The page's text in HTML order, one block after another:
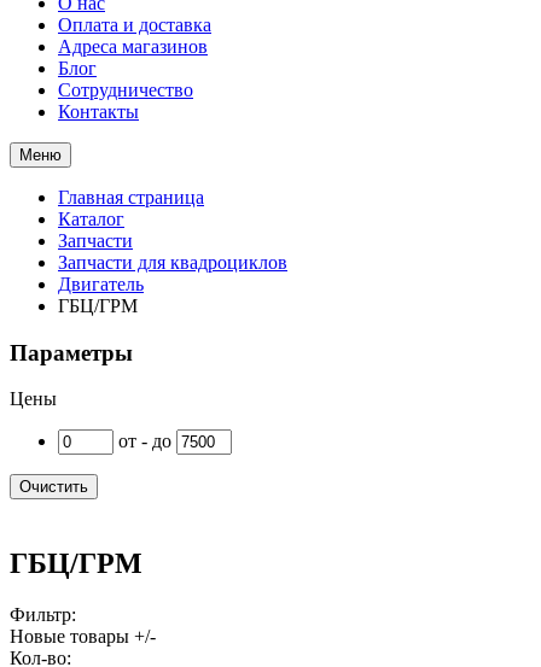
Оплата и доставка
Адреса магазинов
Блог
Сотрудничество
Контакты
Меню
Главная страница
Каталог
Запчасти
Запчасти для квадроциклов
Двигатель
ГБЦ/ГРМ
Параметры
Цены
от - до
Очистить
ГБЦ/ГРМ
Фильтр:
Новые товары +/-
Кол-во: